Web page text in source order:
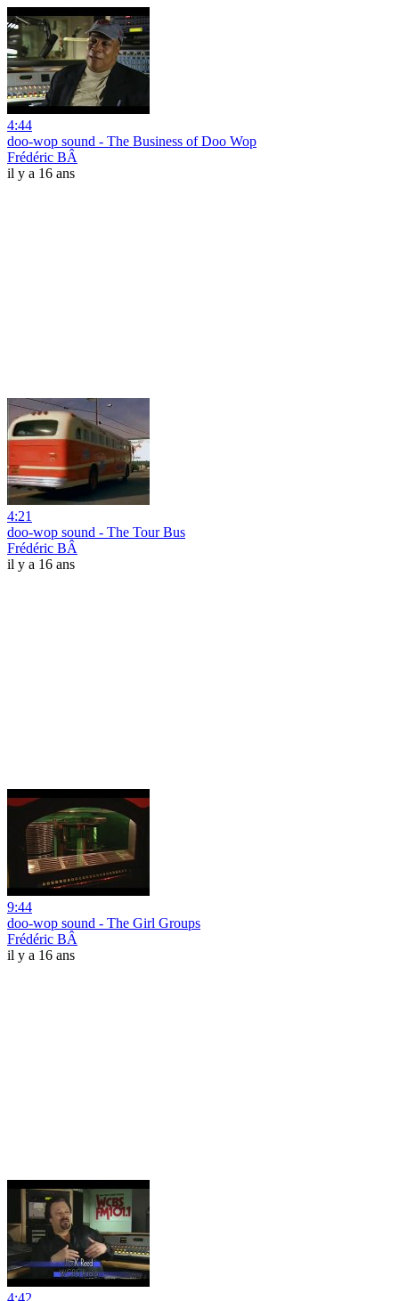
4:44
doo-wop sound - The Business of Doo Wop
Frédéric BÂ
il y a 16 ans
4:21
doo-wop sound - The Tour Bus
Frédéric BÂ
il y a 16 ans
9:44
doo-wop sound - The Girl Groups
Frédéric BÂ
il y a 16 ans